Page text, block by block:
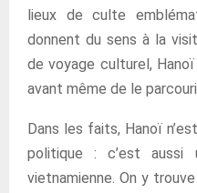
lieux de culte
donnent du sens à la
de voyage culturel,
avant même de le
Dans les faits, Hanoï
politique : c’est aussi
vietnamienne. On y